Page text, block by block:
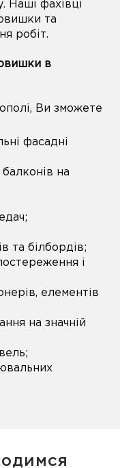
Наші фахівці
та
робіт.
в
Ви зможете
фасадні
на
та білбордів;
і
елементів
на значній